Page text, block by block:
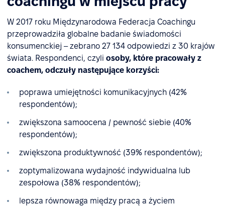
W 2017 roku Międzynarodowa Federacja Coachingu
przeprowadziła globalne badanie świadomości
konsumenckiej – zebrano 27 134 odpowiedzi z 30 krajów
świata. Respondenci, czyli osoby, które pracowały z
coachem, odczuły następujące korzyści:
poprawa umiejętności komunikacyjnych (42%
respondentów);
zwiększona samoocena / pewność siebie (40%
respondentów);
zwiększona produktywność (39% respondentów);
zoptymalizowana wydajność indywidualna lub
zespołowa (38% respondentów);
lepsza równowaga między pracą a życiem